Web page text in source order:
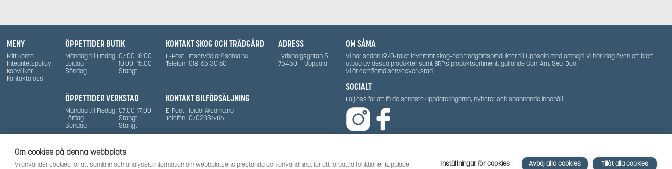
Om cookies på denna webbplats
Vi använder cookies för att samla in och analysera information om webbplatsens prestanda och användning, för att förbättra funktioner kopplade Inställningar för cookies Avböj alla cookies Tillåt alla cookies
MENY
Mitt konto
Integritetspolicy
Köpvillkor
Kontakta oss
ÖPPETTIDER BUTIK
Måndag till Fredag 07:00 18:00
Lördag
10:00 15:00
Söndag
Stängt
ÖPPETTIDER VERKSTAD
Måndag till Fredag 07:00 17:00
Lördag
Stängt
Söndag
Stängt
ADRESS
Fyrisborgsgatan 5
75450
Uppsala
KONTAKT SKOG OCH TRÄDGÅRD
E-Post reservdelar@sama.nu
Telefon 018-65 30 60
KONTAKT BILFÖRSÄLJNING
E-Post fordon@sama.nu
Telefon 0702836416
OM SÅMA
Vi har sedan 1970-talet levererat skog-och trädgårdsprodukter till Uppsala med omnejd. Vi har idag även ett brett
utbud av dessa produkter samt BRP:s produktsortiment, gällande Can-Am, Sea-Doo.
Vi är certifierad serviceverkstad.
SOCIALT
Följ oss för att få de senaste uppdateringarna, nyheter och spännande innehåll.